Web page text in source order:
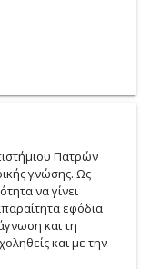
Πατρών
γνώσης. Ως
να γίνει
εφόδια
και τη
και με την